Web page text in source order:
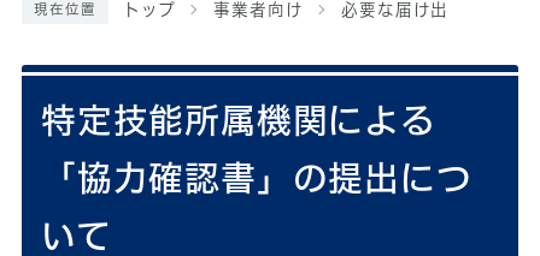
現在位置 トップ 事業者向け 必要な届け出
特定技能所属機関による
「協力確認書」の提出につ
いて